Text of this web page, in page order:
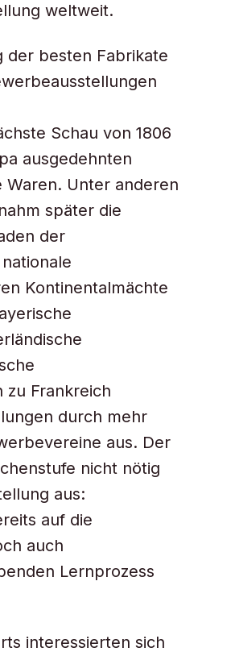
weltweit.
der besten Fabrikate
Schau von 1806
ausgedehnten
Unter anderen
später die
der
Kontinentalmächte
zu Frankreich
durch mehr
aus. Der
nicht nötig
aus:
auf die
auch
Lernprozess
interessierten sich